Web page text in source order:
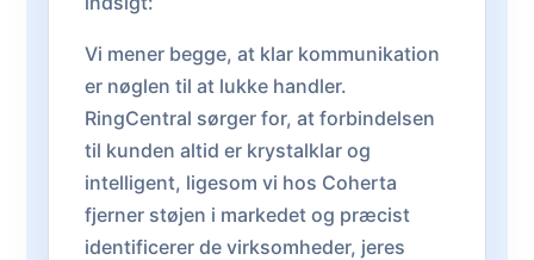
Vi mener begge, at klar kommunikation
er nøglen til at lukke handler.
RingCentral sørger for, at forbindelsen
til kunden altid er krystalklar og
intelligent, ligesom vi hos Coherta
fjerner støjen i markedet og præcist
identificerer de virksomheder, jeres